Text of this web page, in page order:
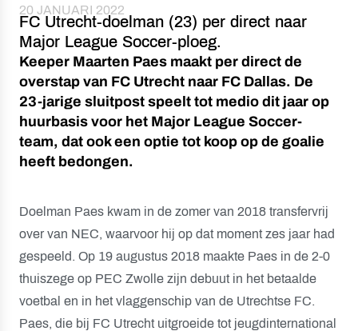
20 JANUARI 2022
FC Utrecht-doelman (23) per direct naar
Major League Soccer-ploeg.
Keeper Maarten Paes maakt per direct de
overstap van FC Utrecht naar FC Dallas. De
23-jarige sluitpost speelt tot medio dit jaar op
huurbasis voor het Major League Soccer-
team, dat ook een optie tot koop op de goalie
heeft bedongen.
Doelman Paes kwam in de zomer van 2018 transfervrij
over van NEC, waarvoor hij op dat moment zes jaar had
gespeeld. Op 19 augustus 2018 maakte Paes in de 2-0
thuiszege op PEC Zwolle zijn debuut in het betaalde
voetbal en in het vlaggenschip van de Utrechtse FC.
Paes, die bij FC Utrecht uitgroeide tot jeugdinternational